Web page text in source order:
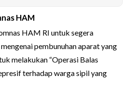
HAM
HAM RI untuk segera
pembunuhan aparat yang
melakukan “Operasi Balas
terhadap warga sipil yang